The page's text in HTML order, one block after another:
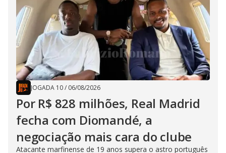
JOGADA 10/ 06/08/2026
Por R$ 828 milhões, Real Madrid
fecha com Diomandé, a
negociação mais cara do clube
Atacante marfinense de 19 anos supera o astro português